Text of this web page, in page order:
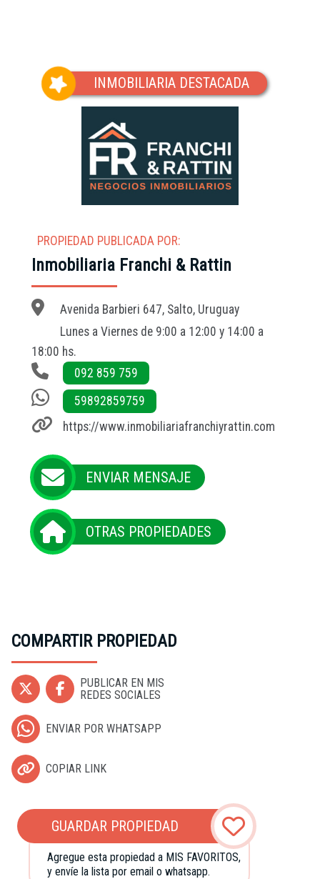
INMOBILIARIA DESTACADA
PROPIEDAD PUBLICADA POR:
Inmobiliaria Franchi & Rattin
Avenida Barbieri 647, Salto, Uruguay
Lunes a Viernes de 9:00 a 12:00 y 14:00 a
18:00 hs.
092 859 759
59892859759
https://www.inmobiliariafranchiyrattin.com
ENVIAR MENSAJE
OTRAS PROPIEDADES
COMPARTIR PROPIEDAD
PUBLICAR EN MIS
REDES SOCIALES
ENVIAR POR WHATSAPP
COPIAR LINK
GUARDAR PROPIEDAD
Agregue esta propiedad a MIS FAVORITOS,
y envíe la lista por email o whatsapp.